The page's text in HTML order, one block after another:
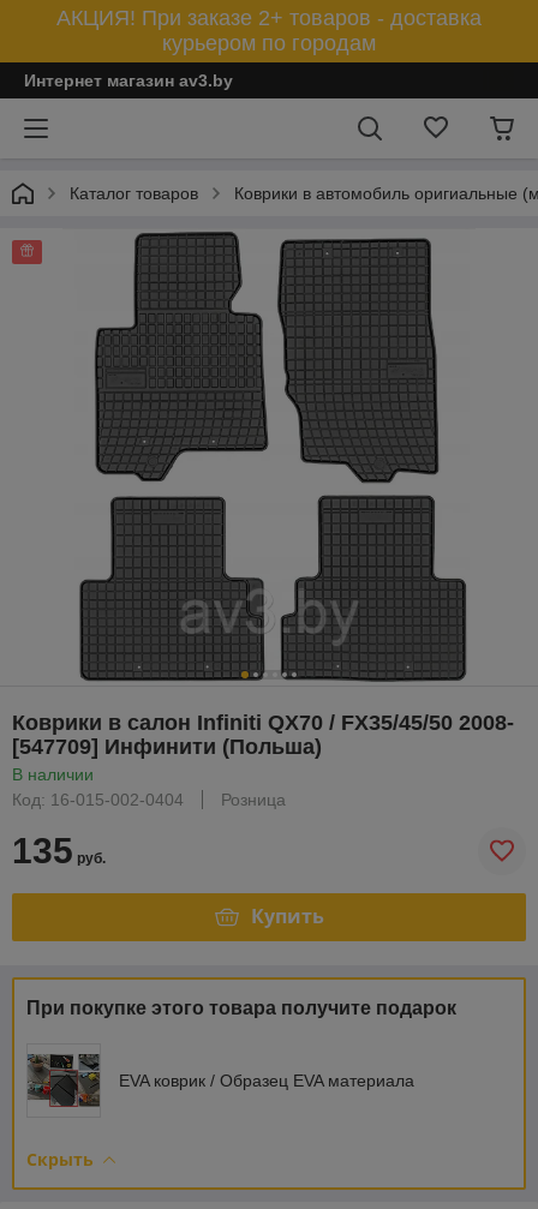
АКЦИЯ! При заказе 2+ товаров - доставка
курьером по городам
Интернет магазин av3.by
Каталог товаров Коврики в автомобиль оригиальные
Коврики в салон Infiniti QX70 / FX35/45/50 2008-
[547709] Инфинити (Польша)
В наличии
Код: 16-015-002-0404
Розница
135 руб.
Купить
При покупке этого товара получите подарок
EVA коврик / Образец EVA материала
Скрыть